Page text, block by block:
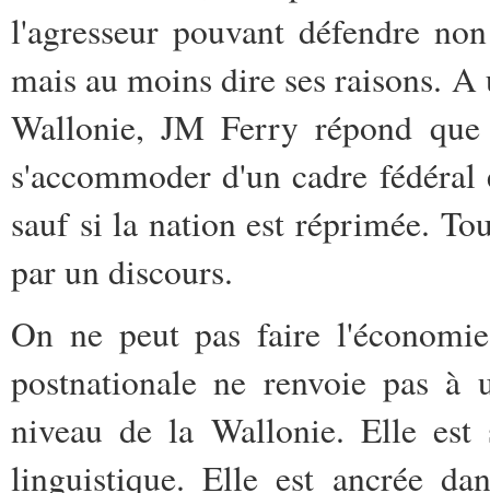
l'agresseur pouvant défendre
mais au moins dire ses raisons.
Wallonie, JM Ferry répond
s'accommoder d'un cadre
sauf si la nation est réprimée.
par un discours.
On ne peut pas faire
postnationale ne renvoie pas à
niveau de la Wallonie. Elle est
linguistique. Elle est ancrée